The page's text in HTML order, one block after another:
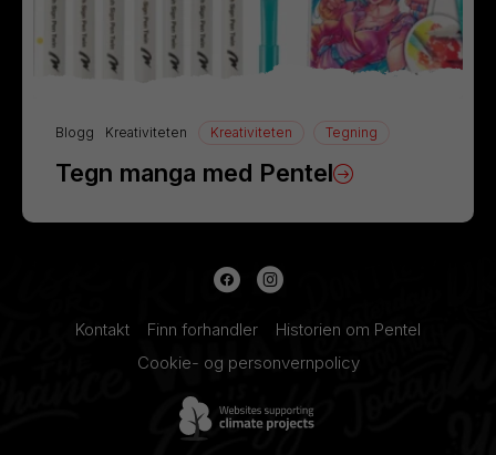
Blogg Kreativiteten Kreativiteten Tegning
Tegn manga med Pentel
Kontakt Finn forhandler
Historien om Pentel
Cookie- og personvernpolicy